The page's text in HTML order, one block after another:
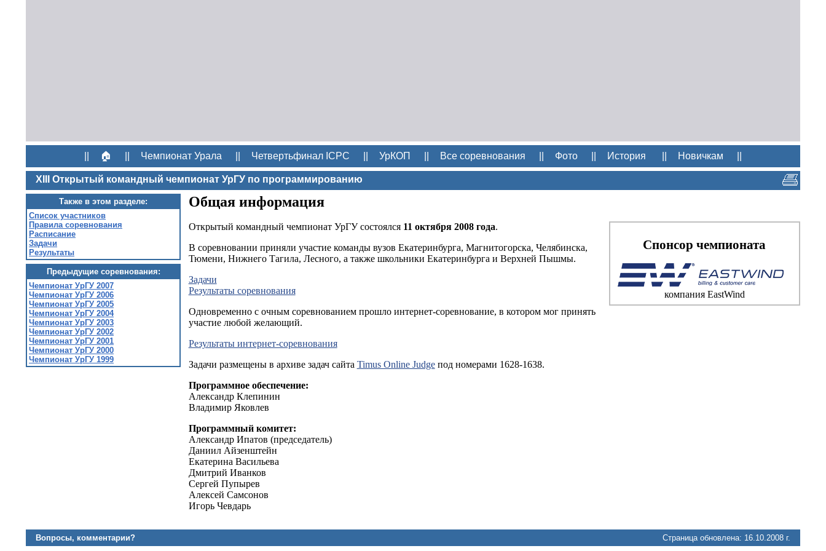
🏠 Чемпионат Урала Четвертьфинал ICPC УрКОП Все соревнования Фото История Новичкам
XIII Открытый командный чемпионат УрГУ по программированию
Также в этом разделе:
Список участников
Правила соревнования
Расписание
Задачи
Результаты
Предыдущие соревнования:
Чемпионат УрГУ 2007
Чемпионат УрГУ 2006
Чемпионат УрГУ 2005
Чемпионат УрГУ 2004
Чемпионат УрГУ 2003
Чемпионат УрГУ 2002
Чемпионат УрГУ 2001
Чемпионат УрГУ 2000
Чемпионат УрГУ 1999
Общая информация
Спонсор чемпионата
компания EastWind
Открытый командный чемпионат УрГУ состоялся 11 октября 2008 года.
В соревновании приняли участие команды вузов Екатеринбурга, Магнитогорска, Челябинска,
Тюмени, Нижнего Тагила, Лесного, а также школьники Екатеринбурга и Верхней Пышмы.
Задачи
Результаты соревнования
Одновременно с очным соревнованием прошло интернет-соревнование, в котором мог принять
участие любой желающий.
Результаты интернет-соревнования
Задачи размещены в архиве задач сайта Timus Online Judgeпод номерами 1628-1638.
Программное обеспечение:
Александр Клепинин
Владимир Яковлев
Программный комитет:
Александр Ипатов (председатель)
Даниил Айзенштейн
Екатерина Васильева
Дмитрий Иванков
Сергей Пупырев
Алексей Самсонов
Игорь Чевдарь
Вопросы, комментарии? Страница обновлена: 16.10.2008 г.